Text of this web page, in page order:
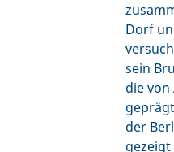
Dorf
sein
die
der